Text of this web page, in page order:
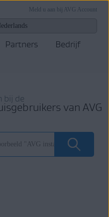
Meld u aan bij AVG Account
Partners
Bedrijf
bij de
van AVG